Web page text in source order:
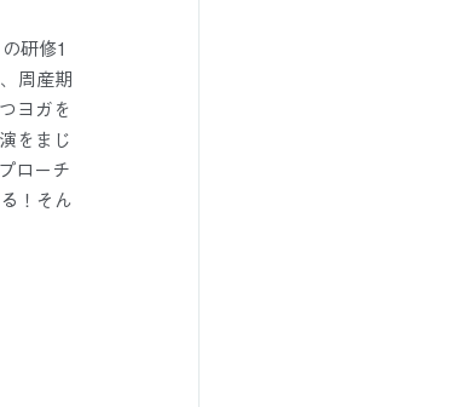
研修1
周産期
ヨガを
をまじ
ローチ
！そん